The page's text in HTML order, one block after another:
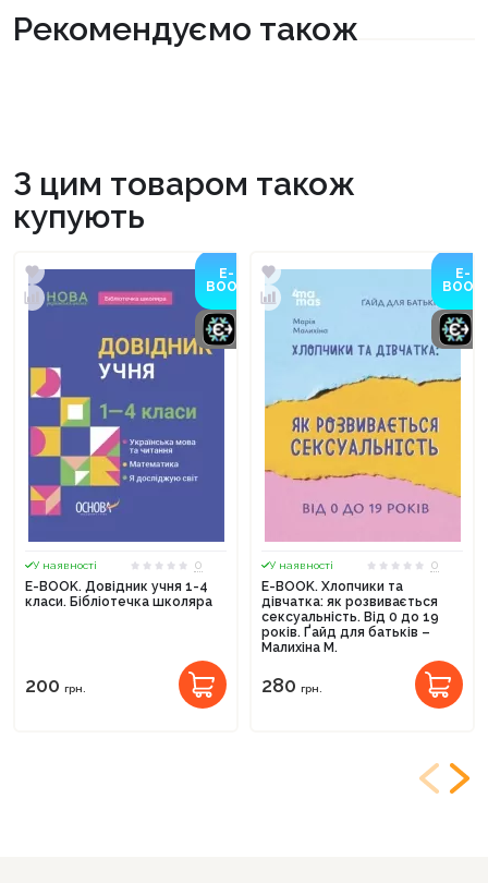
Рекомендуємо також
З цим товаром також
купують
E-
BOOK
У наявності
0
E-BOOK. Довідник учня 1-4
класи. Бібліотечка школяра
200 грн.
E-
BOOK
У наявності
0
E-BOOK. Хлопчики та
дівчатка: як розвивається
сексуальність. Від 0 до 19
років. Ґайд для батьків –
Малихіна М.
280 грн.